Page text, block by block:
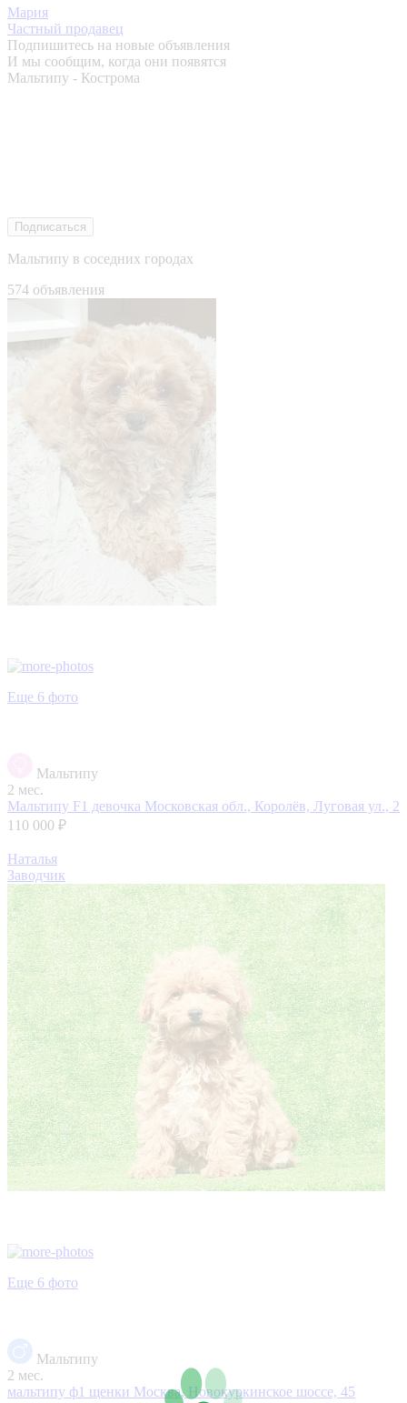
Мария
Частный продавец
Подпишитесь на новые объявления
И мы сообщим, когда они появятся
Мальтипу - Кострома
Подписаться
Мальтипу в соседних городах
574 объявления
Еще 6 фото
Мальтипу
2 мес.
Мальтипу F1 девочка Московская обл., Королёв, Луговая ул., 2
110 000 ₽
Наталья
Заводчик
Еще 6 фото
Мальтипу
2 мес.
мальтипу ф1 щенки Москва, Новокуркинское шоссе, 45